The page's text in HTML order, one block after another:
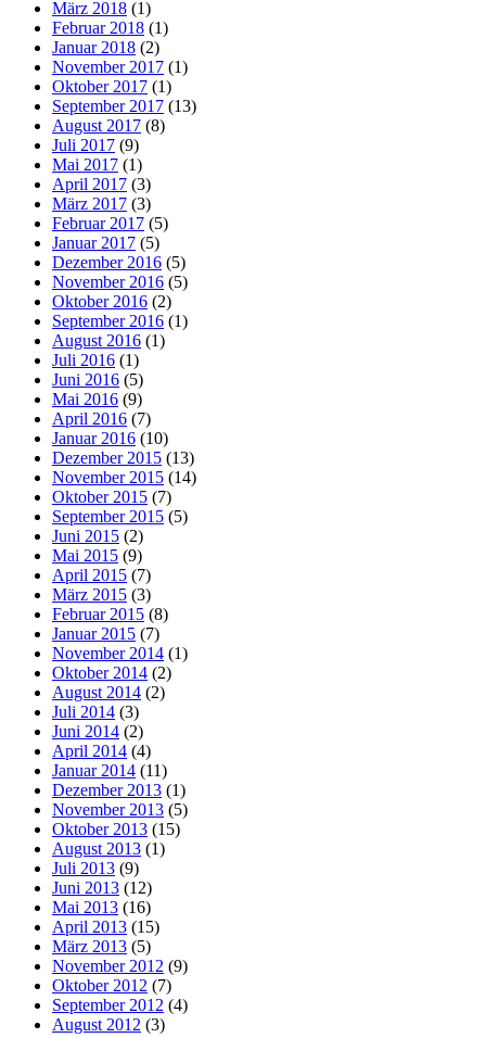
März 2018 (1)
Februar 2018 (1)
Januar 2018 (2)
November 2017 (1)
Oktober 2017 (1)
September 2017 (13)
August 2017 (8)
Juli 2017 (9)
Mai 2017 (1)
April 2017 (3)
März 2017 (3)
Februar 2017 (5)
Januar 2017 (5)
Dezember 2016 (5)
November 2016 (5)
Oktober 2016 (2)
September 2016 (1)
August 2016 (1)
Juli 2016 (1)
Juni 2016 (5)
Mai 2016 (9)
April 2016 (7)
Januar 2016 (10)
Dezember 2015 (13)
November 2015 (14)
Oktober 2015 (7)
September 2015 (5)
Juni 2015 (2)
Mai 2015 (9)
April 2015 (7)
März 2015 (3)
Februar 2015 (8)
Januar 2015 (7)
November 2014 (1)
Oktober 2014 (2)
August 2014 (2)
Juli 2014 (3)
Juni 2014 (2)
April 2014 (4)
Januar 2014 (11)
Dezember 2013 (1)
November 2013 (5)
Oktober 2013 (15)
August 2013 (1)
Juli 2013 (9)
Juni 2013 (12)
Mai 2013 (16)
April 2013 (15)
März 2013 (5)
November 2012 (9)
Oktober 2012 (7)
September 2012 (4)
August 2012 (3)